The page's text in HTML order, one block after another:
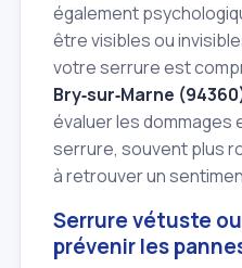
également
être visibles ou
votre serrure est
Bry‑sur‑Marne
évaluer les dommages
serrure, souvent plus
à retrouver un
Serrure vétuste
prévenir les